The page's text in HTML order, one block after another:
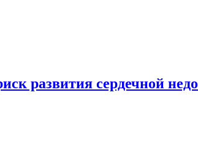
развития сердечной